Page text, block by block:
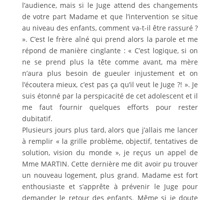
l’audience, mais si le Juge attend des changements
de votre part Madame et que l’intervention se situe
au niveau des enfants, comment va-t-il être rassuré ?
». C’est le frère aîné qui prend alors la parole et me
répond de manière cinglante : « C’est logique, si on
ne se prend plus la tête comme avant, ma mère
n’aura plus besoin de gueuler injustement et on
l’écoutera mieux, c’est pas ça qu’il veut le Juge ?! ». Je
suis étonné par la perspicacité de cet adolescent et il
me faut fournir quelques efforts pour rester
dubitatif.
Plusieurs jours plus tard, alors que j’allais me lancer
à remplir « la grille problème, objectif, tentatives de
solution, vision du monde », je reçus un appel de
Mme MARTIN. Cette dernière me dit avoir pu trouver
un nouveau logement, plus grand. Madame est fort
enthousiaste et s’apprête à prévenir le Juge pour
demander le retour des enfants. Même si je doute